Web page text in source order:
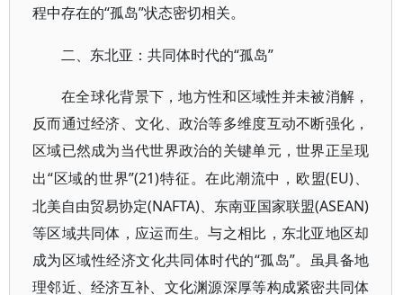
程中存在的“孤岛”状态密切相关。
二、东北亚：共同体时代的“孤岛”
在全球化背景下，地方性和区域性并未被消解，
反而通过经济、文化、政治等多维度互动不断强化，
区域已然成为当代世界政治的关键单元，世界正呈现
出“区域的世界”(21)特征。在此潮流中，欧盟(EU)、
北美自由贸易协定(NAFTA)、东南亚国家联盟(ASEAN)
等区域共同体，应运而生。与之相比，东北亚地区却
成为区域性经济文化共同体时代的“孤岛”。虽具备地
理邻近、经济互补、文化渊源深厚等构成紧密共同体